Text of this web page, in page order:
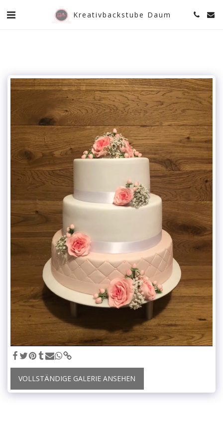
Kreativbackstube Daum
VOLLSTÄNDIGE GALERIE ANSEHEN